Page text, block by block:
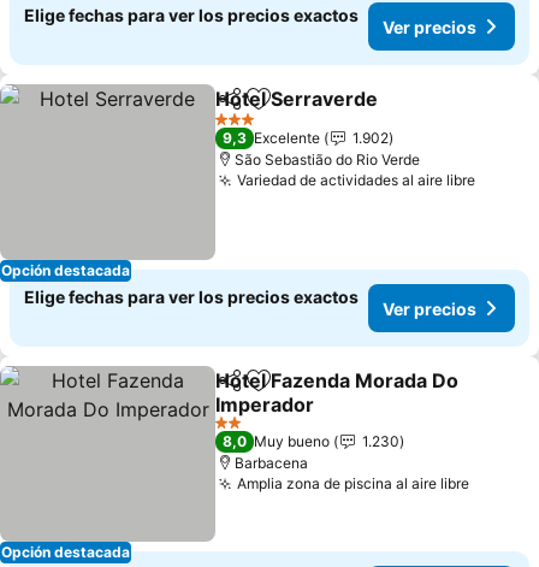
Elige fechas para ver los precios exactos
Ver precios
Opción destacada
CompartirAgregar a favoritos
Hotel Serraverde
3 Estrellas
9,3 Excelente
1.902
São Sebastião do Rio Verde
Variedad de actividades al aire libreVer
Elige fechas para ver los precios exactos
Ver precios
Opción destacada
CompartirAgregar a favoritos
Hotel Fazenda Morada Do
Imperador
Ver precios
2 Estrellas
8,0 Muy bueno
1.230
Barbacena
Amplia zona de piscina al aire libreVer